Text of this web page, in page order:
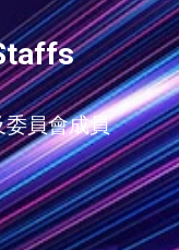
委員會成員